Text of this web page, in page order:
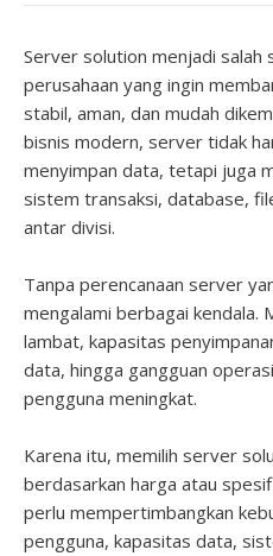
Server solution menjadi salah
perusahaan yang ingin
stabil, aman, dan mudah
bisnis modern, server tidak
menyimpan data, tetapi juga
sistem transaksi, database,
antar divisi.
Tanpa perencanaan server
mengalami berbagai kendala.
lambat, kapasitas
data, hingga gangguan
pengguna meningkat.
Karena itu, memilih server
berdasarkan harga atau
perlu mempertimbangkan
pengguna, kapasitas data,